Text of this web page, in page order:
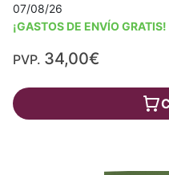
07/08/26
¡GASTOS DE ENVÍO GRATIS!
PVP. 34,00€